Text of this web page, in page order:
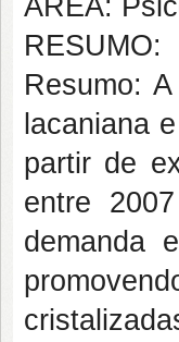
ÁREA:
RESUMO:
Resumo:
lacaniana
partir de
entre
demanda